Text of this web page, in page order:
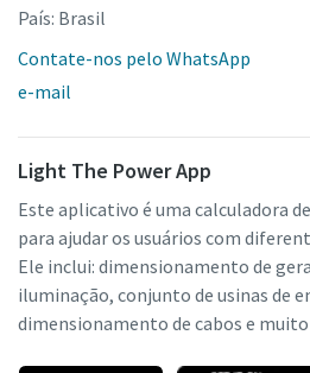
País: Brasil
Contate-nos pelo WhatsApp
e-mail
Light The Power App
Este aplicativo é uma calculadora
para ajudar os usuários com
Ele inclui: dimensionamento de
iluminação, conjunto de usinas de
dimensionamento de cabos e